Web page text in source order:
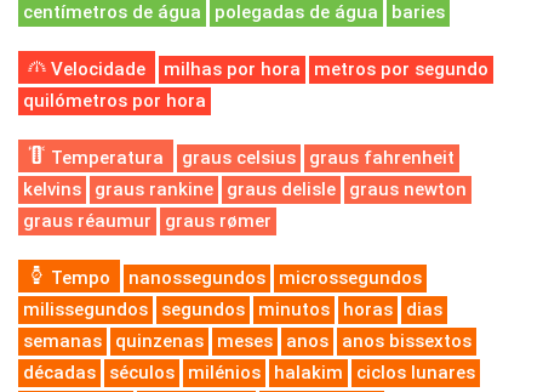
centímetros de água
polegadas de água baries
Velocidade milhas por hora
metros por segundo
quilómetros por hora
Temperatura graus celsius
graus fahrenheit
kelvins
graus rankine graus delisle
graus newton
graus réaumur
graus rømer
Tempo nanossegundos
microssegundos
milissegundos
segundos minutos horas
dias
semanas
quinzenas meses anos
anos bissextos
décadas
séculos milénios halakim
ciclos lunares